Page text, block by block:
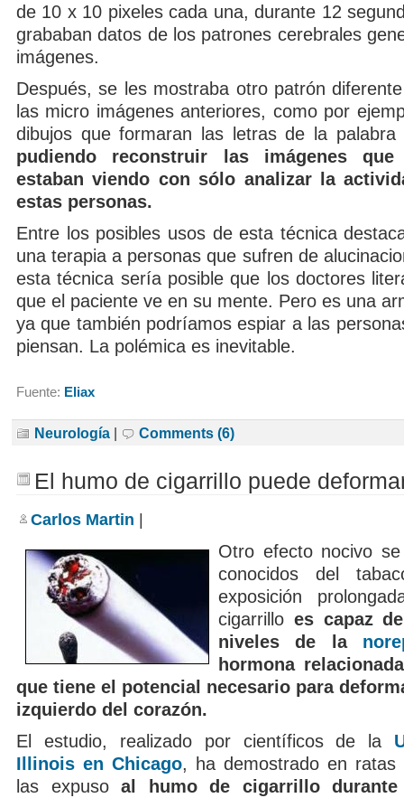
de 10 x 10 pixeles cada una, durante 12
grababan datos de los patrones cerebrales
imágenes.
Después, se les mostraba otro patrón
las micro imágenes anteriores, como por
dibujos que formaran las letras de la
pudiendo reconstruir las imágenes
estaban viendo con sólo analizar la
estas personas.
Entre los posibles usos de esta técnica
una terapia a personas que sufren de
esta técnica sería posible que los doctores
que el paciente ve en su mente. Pero es una
ya que también podríamos espiar a las
piensan. La polémica es inevitable.
Fuente: Eliax
Neurología | Comments (6)
El humo de cigarrillo puede
Carlos Martin
Otro efecto nocivo
conocidos del
exposición
cigarrillo es capaz
niveles de la
hormona
que tiene el potencial necesario para
izquierdo del corazón.
El estudio, realizado por científicos de la
Illinois en Chicago, ha demostrado en ratas
las expusoal humo de cigarrillo durante